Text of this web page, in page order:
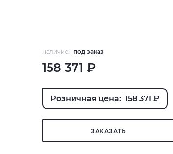
наличие: под заказ
158 371 ₽
Розничная цена: 158 371 ₽
ЗАКАЗАТЬ